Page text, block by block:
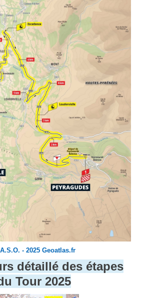
- 2025 Geoatlas.fr
détaillé des étapes
Tour 2025